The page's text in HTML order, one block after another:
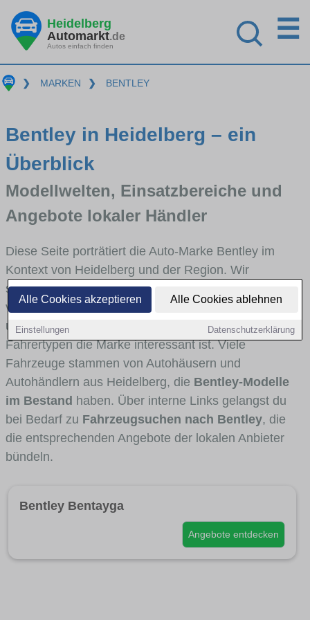
Alle Cookies akzeptieren Alle Cookies ablehnen
Einstellungen Datenschutzerklärung
Heidelberg
Automarkt.de
Autos einfach finden
☰
❯ MARKEN ❯ BENTLEY
Bentley in Heidelberg – ein
Überblick
Modellwelten, Einsatzbereiche und
Angebote lokaler Händler
Diese Seite porträtiert die Auto-Marke Bentley im
Kontext von Heidelberg und der Region. Wir
skizzieren, in welchen Fahrzeugklassen Bentley stark
vertreten ist, welche Modellreihen häufig im Stadt-
und Umlandverkehr zu sehen sind und für welche
Fahrertypen die Marke interessant ist. Viele
Fahrzeuge stammen von Autohäusern und
Autohändlern aus Heidelberg, die Bentley-Modelle
im Bestand haben. Über interne Links gelangst du
bei Bedarf zu Fahrzeugsuchen nach Bentley, die
die entsprechenden Angebote der lokalen Anbieter
bündeln.
Bentley Bentayga
Angebote entdecken